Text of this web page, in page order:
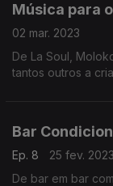
Música para
02 mar. 2023
De La Soul,
tantos outros a
Bar
Ep. 8
25 fev. 2023
De bar em bar